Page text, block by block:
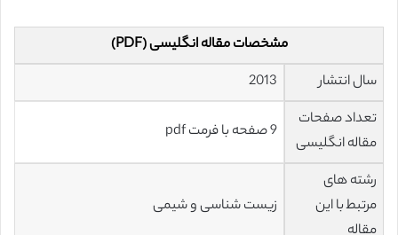
مشخصات مقاله انگلیسی (PDF)
سال انتشار
2013
تعداد صفحات
مقاله انگلیسی
9 صفحه با فرمت pdf
رشته های
مرتبط با این
مقاله
زیست شناسی و شیمی